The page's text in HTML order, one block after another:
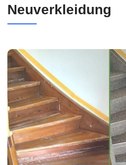
Neuverkleidung